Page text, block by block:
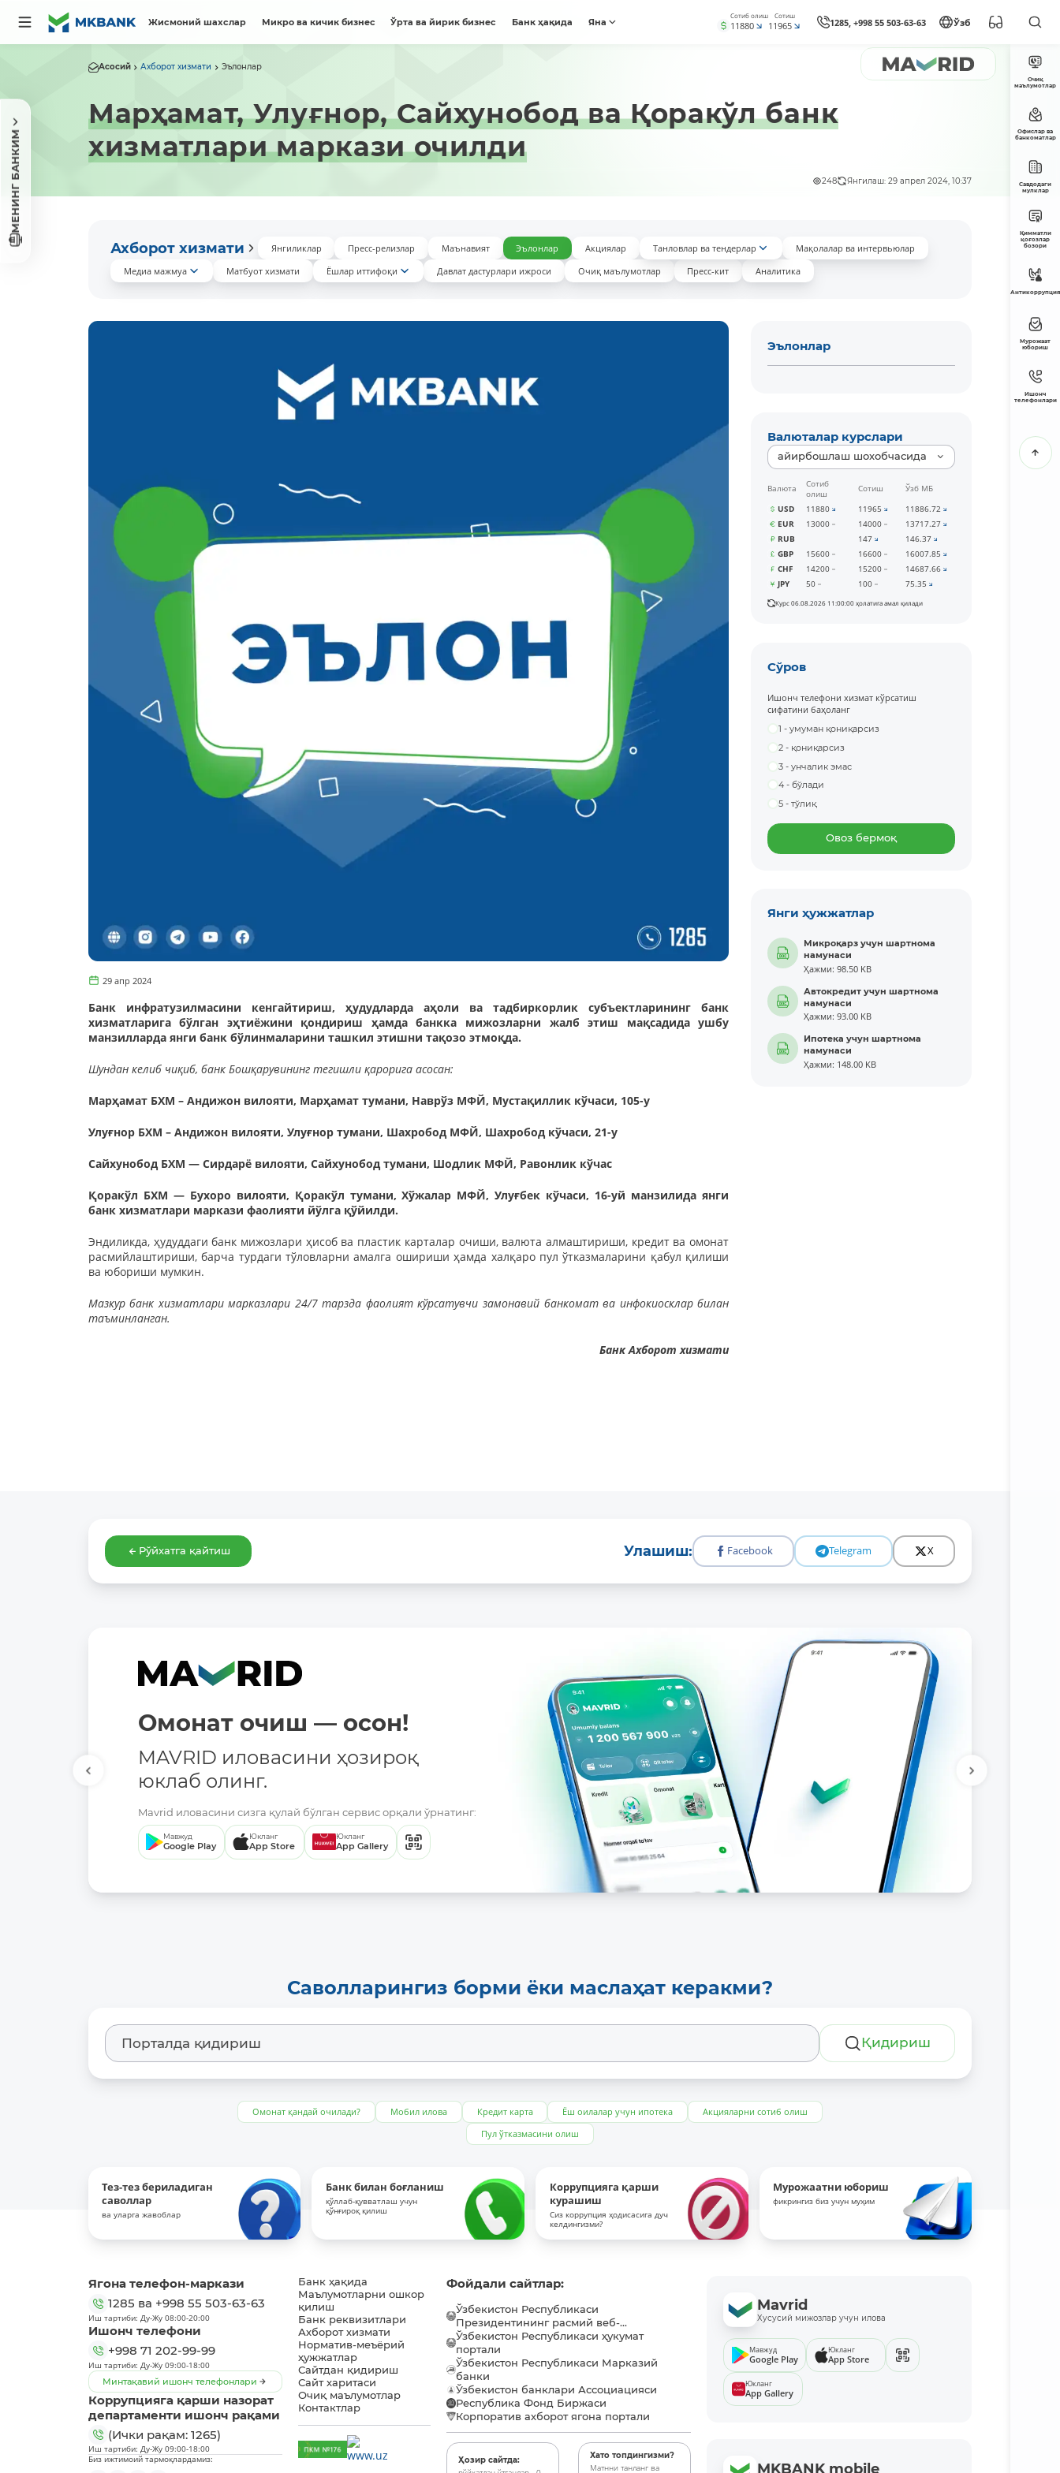
Жисмоний шахслар Микро ва кичик бизнес Ўрта ва йирик бизнес Банк ҳақида Яна
Сотиб олиш
11880
Сотиш
11965 1285, +998 55 503-63-63 Ўзб
МЕНИНГ БАНКИМ
Асосий Ахборот хизмати Эълонлар
Марҳамат, Улуғнор, Сайхунобод ва Қоракўл банк
хизматлари маркази очилди
248 Янгилаш: 29 апрел 2024, 10:37
Ахборот хизмати Янгиликлар Пресс-релизлар Маънавият Эълонлар Акциялар Танловлар ва тендерлар
Мақолалар ва интервьюлар
Медиа мажмуа
Матбуот хизмати Ёшлар иттифоқи Давлат дастурлари ижроси Очиқ маълумотлар Пресс-кит Аналитика
29 апр 2024
Банк инфратузилмасини кенгайтириш, ҳудудларда аҳоли ва тадбиркорлик субъектларининг банк
хизматларига бўлган эҳтиёжини қондириш ҳамда банкка мижозларни жалб этиш мақсадида ушбу
манзилларда янги банк бўлинмаларини ташкил этишни тақозо этмоқда.
Шундан келиб чиқиб, банк Бошқарувининг тегишли қарорига асосан:
Марҳамат БХМ – Андижон вилояти, Марҳамат тумани, Наврўз МФЙ, Мустақиллик кўчаси, 105-у
Улуғнор БХМ – Андижон вилояти, Улуғнор тумани, Шахробод МФЙ, Шахробод кўчаси, 21-у
Сайхунобод БХМ — Сирдарё вилояти, Сайхунобод тумани, Шодлик МФЙ, Равонлик кўчас
Қоракўл БХМ — Бухоро вилояти, Қоракўл тумани, Хўжалар МФЙ, Улуғбек кўчаси, 16-уй манзилида янги
банк хизматлари маркази фаолияти йўлга қўйилди.
Эндиликда, ҳудуддаги банк мижозлари ҳисоб ва пластик карталар очиши, валюта алмаштириши, кредит ва омонат
расмийлаштириши, барча турдаги тўловларни амалга ошириши ҳамда халқаро пул ўтказмаларини қабул қилиши
ва юбориши мумкин.
Мазкур банк хизматлари марказлари 24/7 тарзда фаолият кўрсатувчи замонавий банкомат ва инфокиосклар билан
таъминланган.
Банк Ахборот хизмати
Эълонлар
Валюталар курслари
айирбошлаш шохобчасида
Валюта
Сотиб
олиш
Сотиш
Ўзб МБ
USD
11880 11965
11886.72
EUR
13000 14000
13717.27
RUB
147
146.37
GBP
15600 16600
16007.85
CHF
14200 15200
14687.66
JPY
50 100 75.35
Курс 06.08.2026 11:00:00 ҳолатига амал қилади
Сўров
Ишонч телефони хизмат кўрсатиш
сифатини баҳоланг
1 - умуман қониқарсиз
2 - қониқарсиз
3 - унчалик эмас
4 - бўлади
5 - тўлиқ
Овоз бермоқ
Янги ҳужжатлар
Микроқарз учун шартнома
намунаси
Ҳажми: 98.50 KB
Автокредит учун шартнома
намунаси
Ҳажми: 93.00 KB
Ипотека учун шартнома
намунаси
Ҳажми: 148.00 KB
Рўйхатга қайтиш Улашиш: Facebook Telegram X
Омонат очиш — осон!
MAVRID иловасини ҳозироқ
юклаб олинг.
Mavrid иловасини сизга қулай бўлган сервис орқали ўрнатинг:
Мавжуд
Google Play
Юкланг
App Store
Юкланг
App Gallery
Саволларингиз борми ёки маслаҳат керакми?
Қидириш
Омонат қандай очилади? Мобил илова Кредит карта Ёш оилалар учун ипотека
Акцияларни сотиб олиш
Пул ўтказмасини олиш
Тез-тез бериладиган
саволлар
ва уларга жавоблар
Банк билан боғланиш
қўллаб-қувватлаш учун
қўнғироқ қилиш
Коррупцияга қарши
курашиш
Сиз коррупция ҳодисасига дуч
келдингизми?
Мурожаатни юбориш
фикрингиз биз учун муҳим
Очиқ
маълумотлар
Офислар ва
банкоматлар
Савдодаги
мулклар
Қимматли
қоғозлар
бозори
Антикоррупция
Мурожаат
юбориш
Ишонч
телефонлари
Ягона телефон-маркази
1285 ва +998 55 503-63-63
Иш тартиби: Ду-Жу 08:00-20:00
Ишонч телефони
+998 71 202-99-99
Иш тартиби: Ду-Жу 09:00-18:00
Минтақавий ишонч телефонлари
Коррупцияга қарши назорат
департаменти ишонч рақами
(Ички рақам: 1265)
Иш тартиби: Ду-Жу 09:00-18:00
Биз ижтимоий тармоқлардамиз:
Банк ҳақида
Маълумотларни ошкор
қилиш
Банк реквизитлари
Ахборот хизмати
Норматив-меъёрий
ҳужжатлар
Сайтдан қидириш
Сайт харитаси
Очиқ маълумотлар
Контактлар
Фойдали сайтлар:
Ўзбекистон Республикаси
Президентининг расмий веб-...
Ўзбекистон Республикаси ҳукумат
портали
Ўзбекистон Республикаси Марказий
банки
Ўзбекистон банклари Ассоциацияси
Республика Фонд Биржаси
Корпоратив ахборот ягона портали
Ҳозир сайтда:
Хато топдингизми?
Матнни танланг ва
Mavrid
Хусусий мижозлар учун илова
Мавжуд
Google Play
Юкланг
App Store
Юкланг
App Gallery
MKBANK mobile